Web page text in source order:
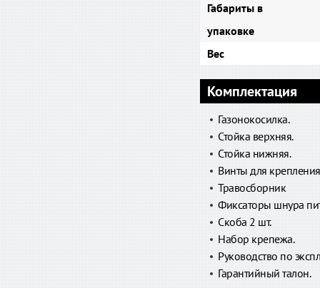
Габариты в
упаковке
Вес
Комплектация
Газонокосилка.
Стойка верхняя.
Стойка нижняя.
Винты для
Травосборник
Фиксаторы шнура
Скоба 2 шт.
Набор крепежа.
Руководство по
Гарантийный талон.